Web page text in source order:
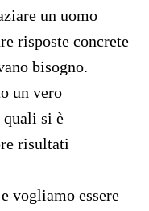
un uomo
risposte concrete
bisogno.
un vero
si è
risultati
vogliamo essere